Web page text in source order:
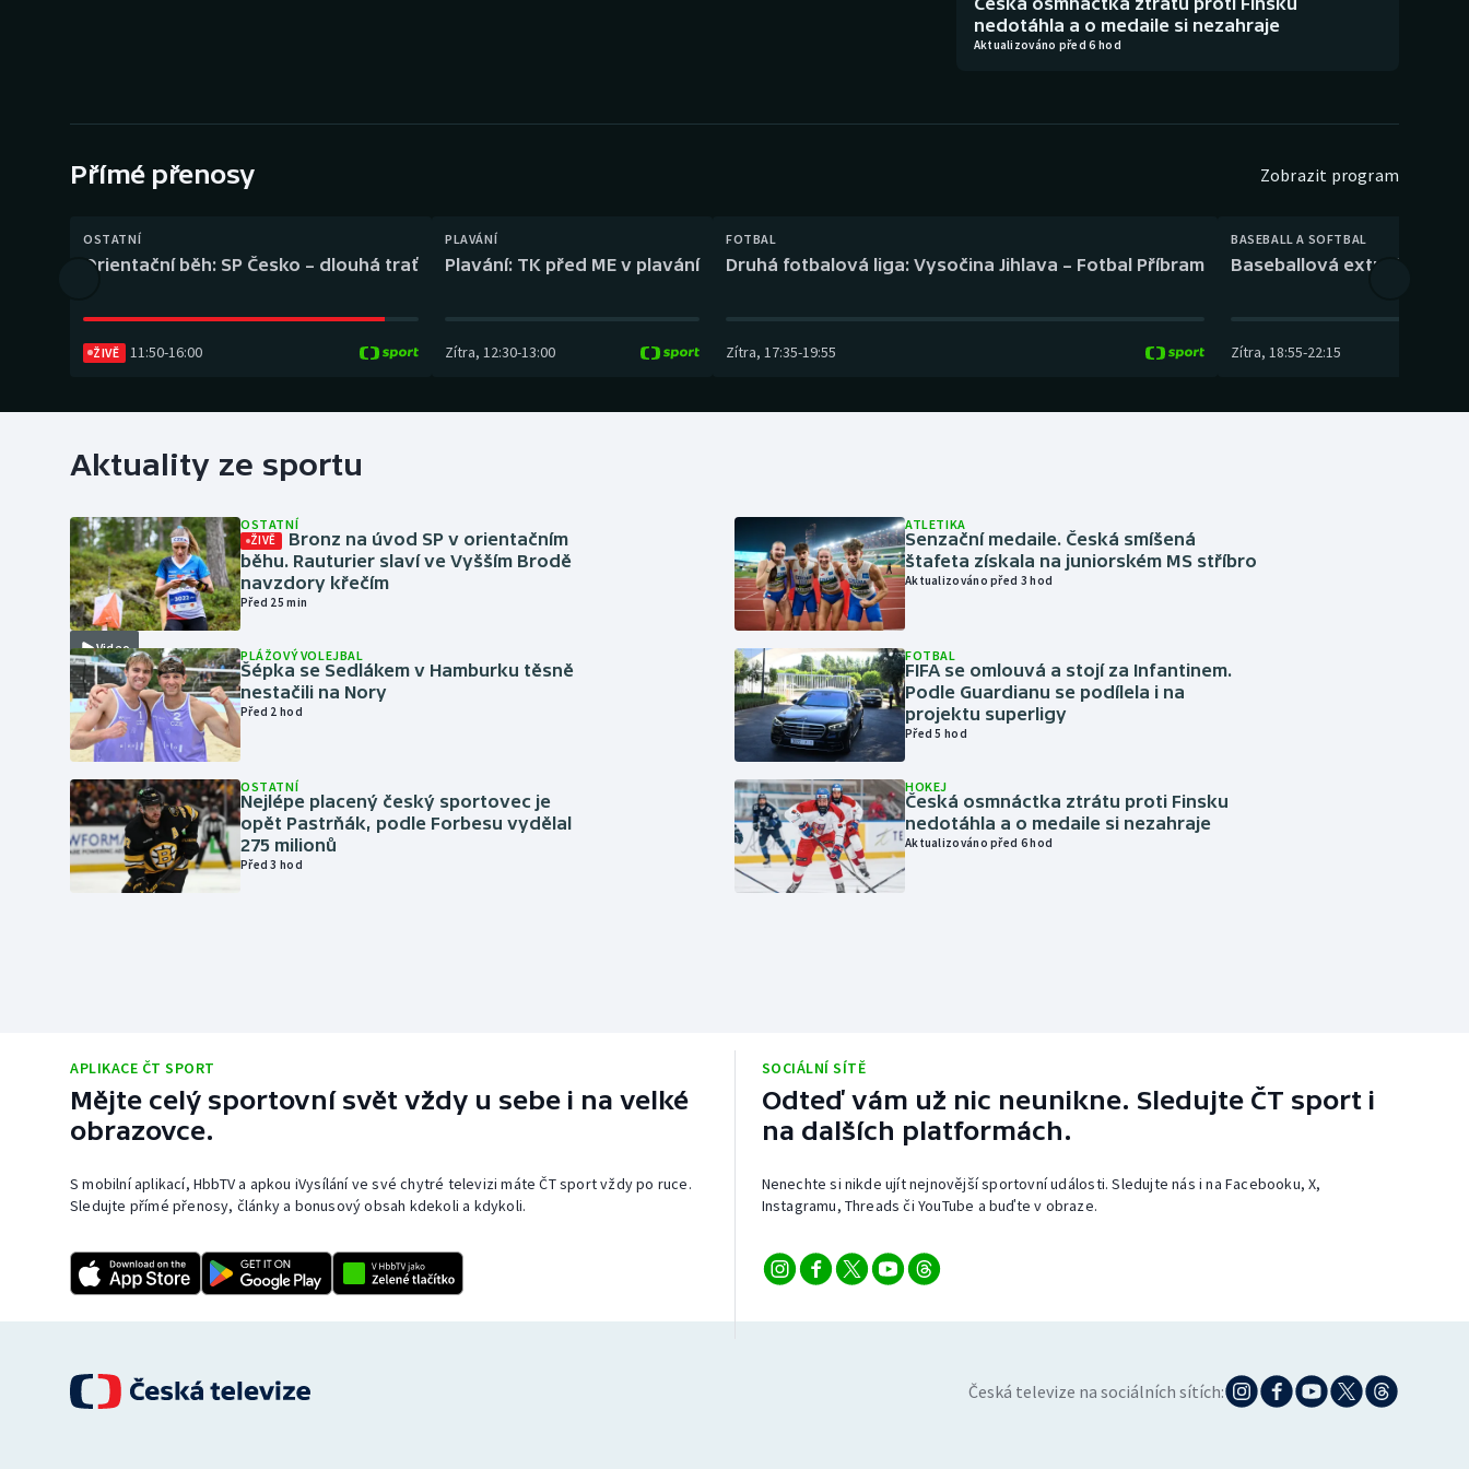
Gymnastika Plážový volejbal
nedotáhla a o medaile si nezahraje
Aktualizováno před 6 hod
Přímé přenosy Zobrazit program
OSTATNÍ
Orientační běh: SP Česko – dlouhá trať
ŽIVĚ 11:50-16:00
PLAVÁNÍ
Plavání: TK před ME v plavání
Zítra, 12:30-13:00
FOTBAL
Druhá fotbalová liga: Vysočina Jihlava – Fotbal Příbram
Zítra, 17:35-19:55
BASEBALL A SOFTBAL
Baseballová extraliga:
Zítra, 18:55-22:15
Aktuality ze sportu
Video
OSTATNÍ
ŽIVĚ
Bronz na úvod SP v orientačním
běhu. Rauturier slaví ve Vyšším Brodě
navzdory křečím
Před 25 min
PLÁŽOVÝ VOLEJBAL
Šépka se Sedlákem v Hamburku těsně
nestačili na Nory
Před 2 hod
OSTATNÍ
Nejlépe placený český sportovec je
opět Pastrňák, podle Forbesu vydělal
275 milionů
Před 3 hod
ATLETIKA
Senzační medaile. Česká smíšená
štafeta získala na juniorském MS stříbro
Aktualizováno před 3 hod
FOTBAL
FIFA se omlouvá a stojí za Infantinem.
Podle Guardianu se podílela i na
projektu superligy
Před 5 hod
HOKEJ
Česká osmnáctka ztrátu proti Finsku
nedotáhla a o medaile si nezahraje
Aktualizováno před 6 hod
APLIKACE ČT SPORT
Mějte celý sportovní svět vždy u sebe i na velké
obrazovce.
S mobilní aplikací, HbbTV a apkou iVysílání ve své chytré televizi máte ČT sport vždy po ruce.
Sledujte přímé přenosy, články a bonusový obsah kdekoli a kdykoli.
SOCIÁLNÍ SÍTĚ
Odteď vám už nic neunikne. Sledujte ČT sport i
na dalších platformách.
Nenechte si nikde ujít nejnovější sportovní události. Sledujte nás i na Facebooku, X,
Instagramu, Threads či YouTube a buďte v obraze.
Česká televize na sociálních sítích: